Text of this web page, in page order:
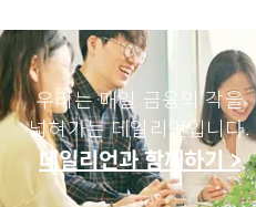
우리는 매일 금융의 각을
넓혀가는 데일리언입니다.
데일리언과 함께하기 >